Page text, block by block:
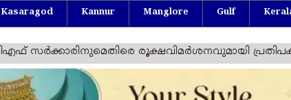
Kasaragod Kannur Manglore Gulf